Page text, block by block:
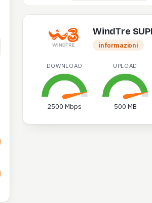
WindTre
informazioni
DOWNLOAD
2500 Mbps
UPLOAD
500 MB